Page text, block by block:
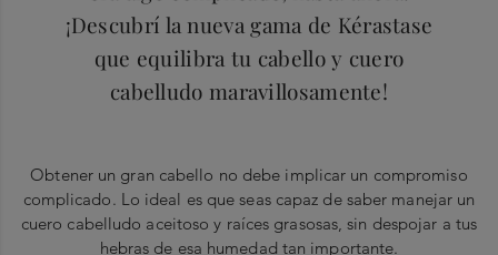
¡Descubrí la nueva gama de Kérastase
que equilibra tu cabello y cuero
cabelludo maravillosamente!
Obtener un gran cabello no debe implicar un compromiso
complicado. Lo ideal es que seas capaz de saber manejar un
cuero cabelludo aceitoso y raíces grasosas, sin despojar a tus
hebras de esa humedad tan importante.